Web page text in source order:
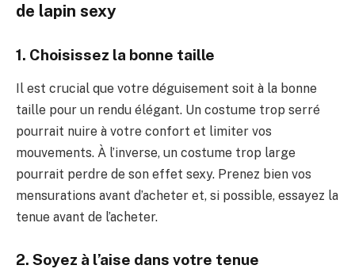
de lapin sexy
1. Choisissez la bonne taille
Il est crucial que votre déguisement soit à la bonne
taille pour un rendu élégant. Un costume trop serré
pourrait nuire à votre confort et limiter vos
mouvements. À l’inverse, un costume trop large
pourrait perdre de son effet sexy. Prenez bien vos
mensurations avant d’acheter et, si possible, essayez la
tenue avant de l’acheter.
2. Soyez à l’aise dans votre tenue